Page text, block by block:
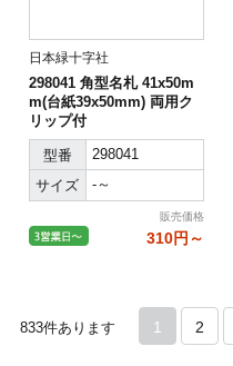
日本緑十字社
298041 角型名札 41x50m
m(台紙39x50mm) 両用ク
リップ付
型番
298041
サイズ
-～
販売価格
310円～
833件あります 1 2